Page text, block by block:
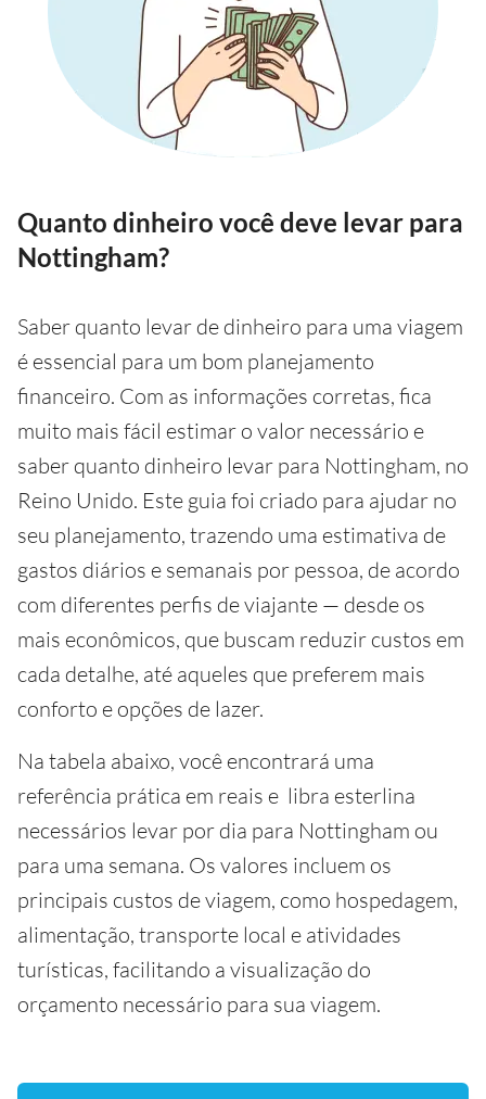
Quanto dinheiro você deve levar para
Nottingham?
Saber quanto levar de dinheiro para uma viagem
é essencial para um bom planejamento
financeiro. Com as informações corretas, fica
muito mais fácil estimar o valor necessário e
saber quanto dinheiro levar para Nottingham, no
Reino Unido. Este guia foi criado para ajudar no
seu planejamento, trazendo uma estimativa de
gastos diários e semanais por pessoa, de acordo
com diferentes perfis de viajante — desde os
mais econômicos, que buscam reduzir custos em
cada detalhe, até aqueles que preferem mais
conforto e opções de lazer.
Na tabela abaixo, você encontrará uma
referência prática em reais e libra esterlina
necessários levar por dia para Nottingham ou
para uma semana. Os valores incluem os
principais custos de viagem, como hospedagem,
alimentação, transporte local e atividades
turísticas, facilitando a visualização do
orçamento necessário para sua viagem.